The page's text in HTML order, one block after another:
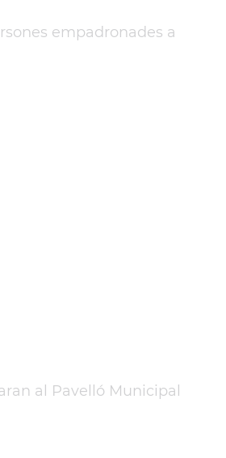
empadronades a
al Pavelló Municipal